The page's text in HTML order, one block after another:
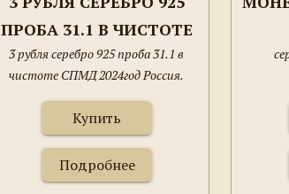
ПРОБА 31.1 В ЧИСТОТЕ
СПМД 2024ГОД РОССИЯ.
3 рубля серебро 925 проба 31.1 в
чистоте СПМД 2024год Россия.
Купить
Подробнее